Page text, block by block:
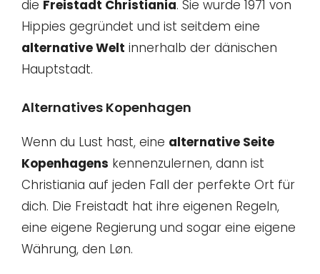
die Freistadt Christiania. Sie wurde 1971 von
Hippies gegründet und ist seitdem eine
alternative Welt innerhalb der dänischen
Hauptstadt.
Alternatives Kopenhagen
Wenn du Lust hast, eine alternative Seite
Kopenhagens kennenzulernen, dann ist
Christiania auf jeden Fall der perfekte Ort für
dich. Die Freistadt hat ihre eigenen Regeln,
eine eigene Regierung und sogar eine eigene
Währung, den Løn.